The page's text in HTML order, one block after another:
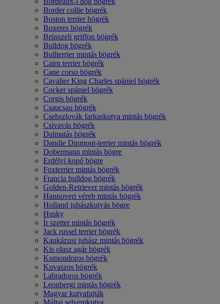
Border collie bögrék
Boston terrier bögrék
Boxeres bögrék
Brüsszeli griffon bögrék
Bulldog bögrék
Bullterrier mintás bögrék
Cairn terrier bögrék
Cane corso bögrék
Cavalier King Charles spániel bögrék
Cocker spániel bögrék
Corgis bögrék
Csaucsau bögrék
Csehszlovák farkaskutya mintás bögrék
Csivavás bögrék
Dalmatás bögrék
Dandie Dinmont-terrier mintás bögrék
Dobermann mintás bögre
Erdélyi kopó bögre
Foxterrier mintás bögrék
Francia bulldog bögrék
Golden-Retriever mintás bögrék
Hannoveri véreb mintás bögrék
Holland juhászkutyás bögre
Husky
Ír szetter mintás bögrék
Jack russel terrier bögrék
Kaukázusi juhász mintás bögrék
Kis olasz agár bögrék
Komondoros bögrék
Kuvaszos bögrék
Labradoros bögrék
Leonbergi mintás bögrék
Magyar kutyafajták
Máltai selyemkutya